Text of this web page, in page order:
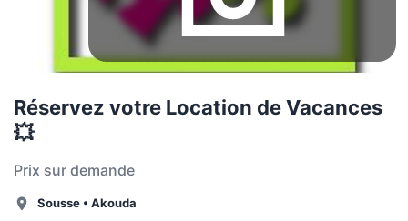
Réservez votre Location de Vacances
💥
Prix sur demande
Sousse • Akouda